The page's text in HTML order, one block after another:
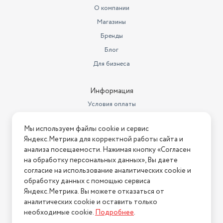
О компании
Магазины
Бренды
Блог
Для бизнеса
Информация
Условия оплаты
Условия возврата
Нашли ошибку на сайте? Напишите нам
2026 © Интернет-магазин "АстМаркет". У нас есть всё!
Политика конфиденциальности
Мы используем файлы cookie и сервис
Яндекс.Метрика для корректной работы сайта и
анализа посещаемости. Нажимая кнопку «Согласен
на обработку персональных данных», Вы даете
согласие на использование аналитических cookie и
обработку данных с помощью сервиса
Яндекс.Метрика. Вы можете отказаться от
аналитических cookie и оставить только
необходимые cookie.Подробнее.